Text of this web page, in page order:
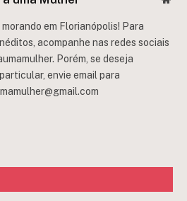
em Florianópolis! Para
acompanhe nas redes sociais
Porém, se deseja
envie email para